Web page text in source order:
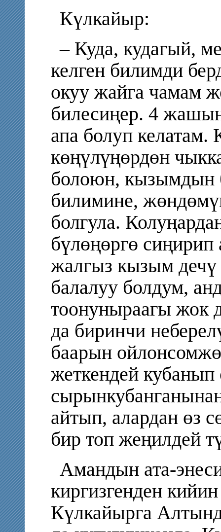
Күлкайыр:
– Куда, кудагый,
келген билимди
окуу жайга чамам
билесиңер. 4
апа болуп келатам.
көңүлүңөрдөн
болоюн, кызымдын
билимине,
болгула.
бүлөңөргө
жалгыз кызым дечү
балалуу болдум,
тоонуныраагы жок
да биринчи
баарын
жеткендей
айтып, алардан өз
бир топ жеңилдей
Амандын ата-
киргизгенден
Күлкайырга